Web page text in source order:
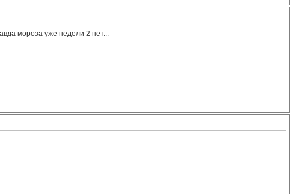
мороза уже недели 2 нет...